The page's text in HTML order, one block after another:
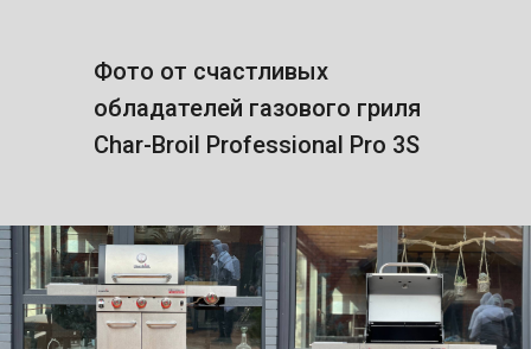
Фото от счастливых
обладателей газового гриля
Char-Broil Professional Pro 3S